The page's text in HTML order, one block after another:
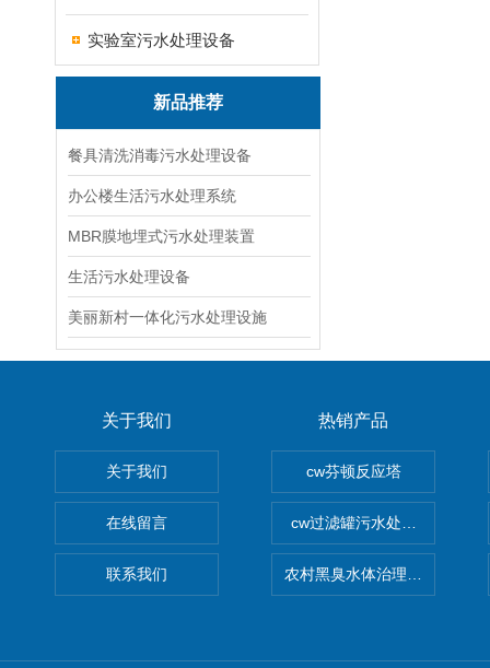
实验室污水处理设备
新品推荐
餐具清洗消毒污水处理设备
办公楼生活污水处理系统
MBR膜地埋式污水处理装置
生活污水处理设备
美丽新村一体化污水处理设施
关于我们
关于我们
在线留言
联系我们
热销产品
cw芬顿反应塔
cw过滤罐污水处理设备 多介
农村黑臭水体治理设备